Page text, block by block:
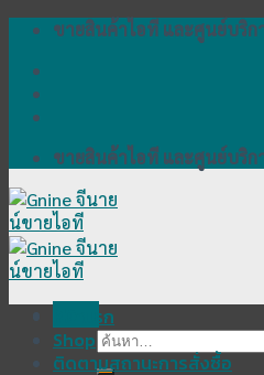
Skip
content
ขายสินค้าไอที และศูนย์บริก
ขายสินค้าไอที และศูนย์บริก
ค้นหา:
หน้าแรก
Shop
ติดตามสถานะการสั่งซื้อ